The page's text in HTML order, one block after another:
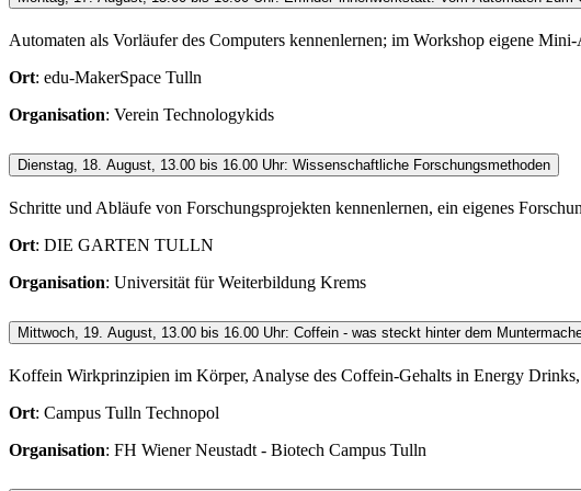
Automaten als Vorläufer des Computers kennenlernen; im Workshop eigene
Ort: edu-MakerSpace Tulln
Organisation: Verein Technologykids
Dienstag, 18. August, 13.00 bis 16.00 Uhr: Wissenschaftliche Forschungsmethoden
Schritte und Abläufe von Forschungsprojekten kennenlernen, ein eigenes
Ort: DIE GARTEN TULLN
Organisation: Universität für Weiterbildung Krems
Mittwoch, 19. August, 13.00 bis 16.00 Uhr: Coffein - was steckt hinter dem
Koffein Wirkprinzipien im Körper, Analyse des Coffein-Gehalts in Energy
Ort: Campus Tulln Technopol
Organisation: FH Wiener Neustadt - Biotech Campus Tulln